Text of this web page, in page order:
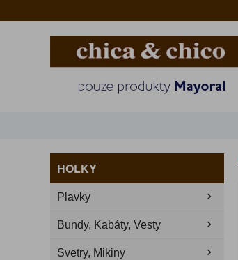
HOLKY
Plavky
Bundy, Kabáty, Vesty
Svetry, Mikiny